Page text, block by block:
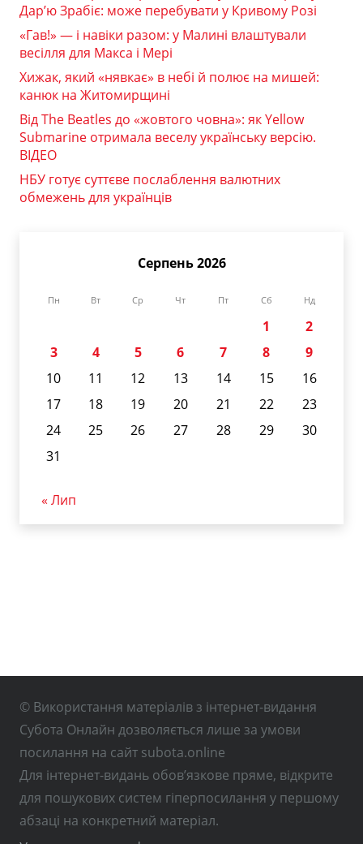
Дар’ю Зрабіє: може перебувати у Кривому Розі
«Гав!» — і навіки разом: у Малині влаштували
весілля для Макса і Мері
Хижак, який «нявкає» в небі й полює на мишей:
канюк на Житомирщині
Від The Beatles до «жовтого човна»: як Yellow
Submarine отримала веселу українську версію.
ВІДЕО
НБУ готує суттєве послаблення валютних
обмежень для українців
Серпень 2026
Пн Вт Ср Чт Пт Сб Нд
1
2
3
4 5 6 7 8
9
10
11 12 13 14 15
16
17
18 19 20 21 22
23
24
25 26 27 28 29
30
31
« Лип
© Використання матеріалів з інтернет-видання
Субота Онлайн дозволяється лише за умови
посилання на сайт subota.online
Для інтернет-видань обов’язкове пряме, відкрите
для пошукових систем гіперпосилання у першому
абзаці на конкретний матеріал.